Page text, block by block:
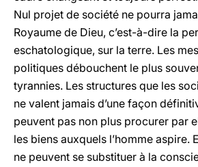
Nul projet de société ne pourra
Royaume de Dieu, c’est-à-dire la
eschatologique, sur la terre. Les
politiques débouchent le plus
tyrannies. Les structures que les
ne valent jamais d’une façon
peuvent pas non plus procurer par
les biens auxquels l’homme aspire.
ne peuvent se substituer à la